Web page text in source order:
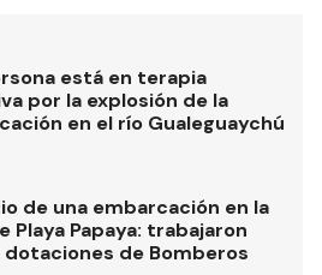
está en terapia
por la explosión de la
en el río Gualeguaychú
de una embarcación en la
Playa Papaya: trabajaron
de Bomberos